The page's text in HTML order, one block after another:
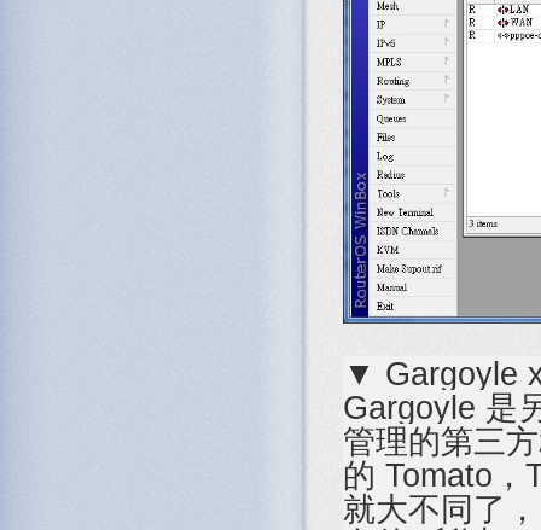
▼ Gargoyle
Gargoyle 是
管理的第三
的 Tomato，
就大不同了